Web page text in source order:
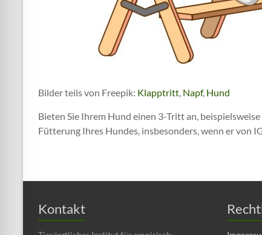
Bilder teils von Freepik: Klapptritt, Napf, Hund
Bieten Sie Ihrem Hund einen 3-Tritt an,
Fütterung Ihres Hundes, insbesonders, wenn er von
Kontakt